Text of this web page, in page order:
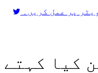
پر عمل کریں۔
کیا کہتے